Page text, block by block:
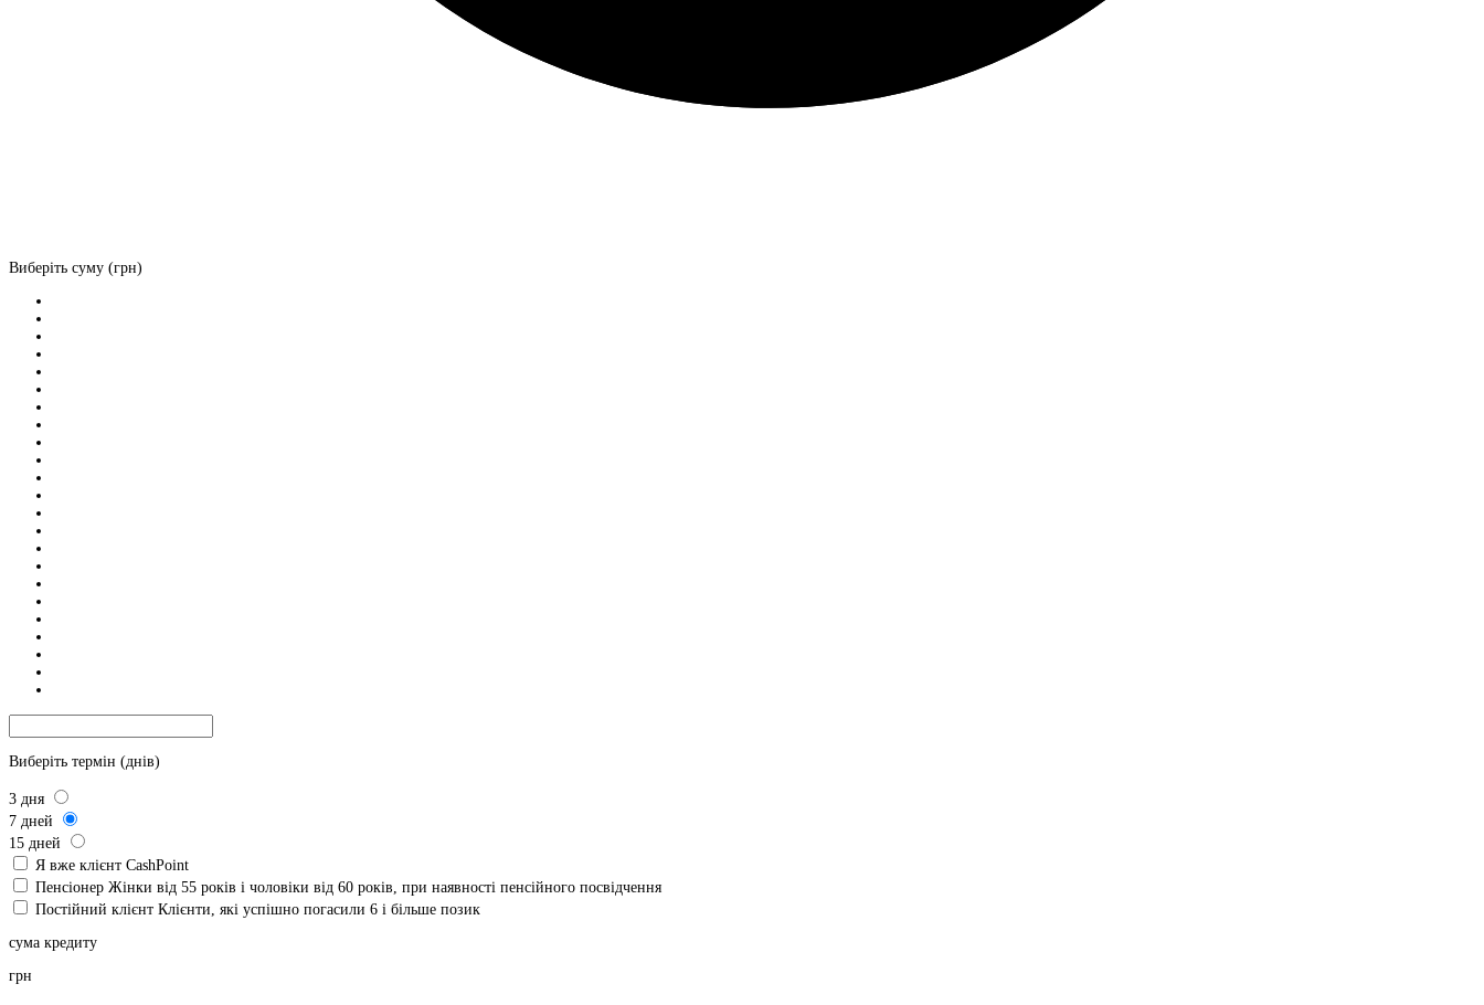
Виберіть суму (грн)
Виберіть термін (днів)
3 дня
7 дней
15 дней
Я вже клієнт CashPoint
Пенсіонер Жінки від 55 років і чоловіки від 60 років, при наявності пенсійного посвідчення
Постійний клієнт Клієнти, які успішно погасили 6 і більше позик
сума кредиту
грн